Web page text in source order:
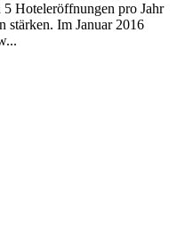
Hoteleröffnungen pro Jahr
stärken. Im Januar 2016